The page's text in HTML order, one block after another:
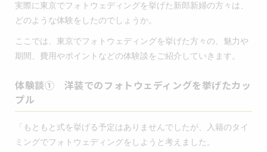
実際に東京でフォトウェディングを挙げた新郎新婦の方々は、
どのような体験をしたのでしょうか。
ここでは、東京でフォトウェディングを挙げた方々の、魅力や
期間、費用やポイントなどの体験談をご紹介していきます。
体験談① 洋装でのフォトウェディングを挙げたカッ
プル
「もともと式を挙げる予定はありませんでしたが、入籍のタイ
ミングでフォトウェディングをしようと考えました。